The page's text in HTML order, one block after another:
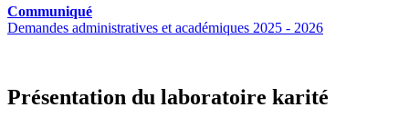
Communiqué
Demandes administratives et académiques 2025 - 2026
Présentation du laboratoire karité